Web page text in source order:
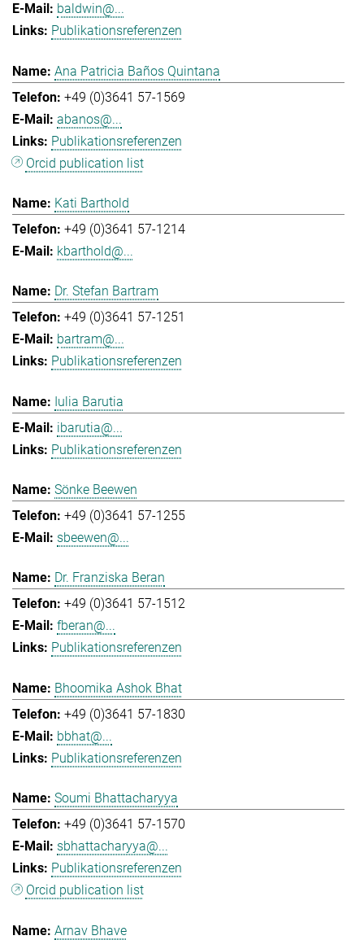
baldwin@...
Publikationsreferenzen
Ana Patricia Baños Quintana
+49 (0)3641 57-1569
abanos@...
Publikationsreferenzen
Orcid publication list
Kati Barthold
+49 (0)3641 57-1214
kbarthold@...
Dr. Stefan Bartram
+49 (0)3641 57-1251
bartram@...
Publikationsreferenzen
Iulia Barutia
ibarutia@...
Publikationsreferenzen
Sönke Beewen
+49 (0)3641 57-1255
sbeewen@...
Dr. Franziska Beran
+49 (0)3641 57-1512
fberan@...
Publikationsreferenzen
Bhoomika Ashok Bhat
+49 (0)3641 57-1830
bbhat@...
Publikationsreferenzen
Soumi Bhattacharyya
+49 (0)3641 57-1570
sbhattacharyya@...
Publikationsreferenzen
Orcid publication list
Arnav Bhave